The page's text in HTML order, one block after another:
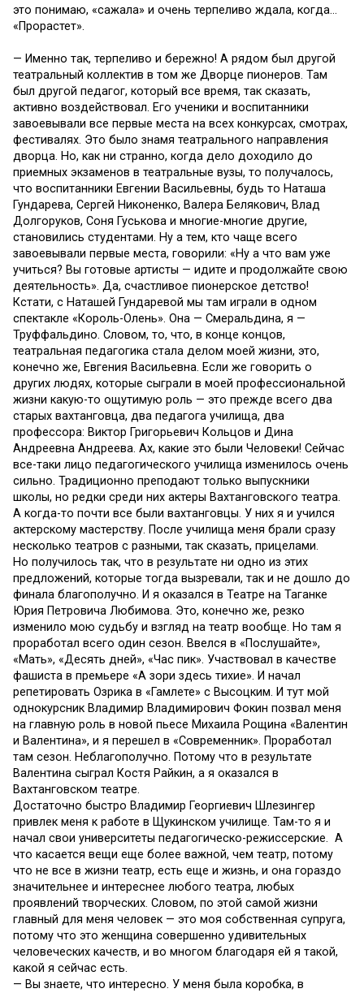
это понимаю, «сажала» и очень терпеливо ждала, когда…
«Прорастет».
— Именно так, терпеливо и бережно! А рядом был другой
театральный коллектив в том же Дворце пионеров. Там
был другой педагог, который все время, так сказать,
активно воздействовал. Его ученики и воспитанники
завоевывали все первые места на всех конкурсах, смотрах,
фестивалях. Это было знамя театрального направления
дворца. Но, как ни странно, когда дело доходило до
приемных экзаменов в театральные вузы, то получалось,
что воспитанники Евгении Васильевны, будь то Наташа
Гундарева, Сергей Никоненко, Валера Белякович, Влад
Долгоруков, Соня Гуськова и многие-многие другие,
становились студентами. Ну а тем, кто чаще всего
завоевывали первые места, говорили: «Ну а что вам уже
учиться? Вы готовые артисты — идите и продолжайте свою
деятельность». Да, счастливое пионерское детство!
Кстати, с Наташей Гундаревой мы там играли в одном
спектакле «Король-Олень». Она — Смеральдина, я —
Труффальдино. Словом, то, что, в конце концов,
театральная педагогика стала делом моей жизни, это,
конечно же, Евгения Васильевна. Если же говорить о
других людях, которые сыграли в моей профессиональной
жизни какую-то ощутимую роль — это прежде всего два
старых вахтанговца, два педагога училища, два
профессора: Виктор Григорьевич Кольцов и Дина
Андреевна Андреева. Ах, какие это были Человеки! Сейчас
все-таки лицо педагогического училища изменилось очень
сильно. Традиционно преподают только выпускники
школы, но редки среди них актеры Вахтанговского театра.
А когда-то почти все были вахтанговцы. У них я и учился
актерскому мастерству. После училища меня брали сразу
несколько театров с разными, так сказать, прицелами.
Но получилось так, что в результате ни одно из этих
предложений, которые тогда вызревали, так и не дошло до
финала благополучно. И я оказался в Театре на Таганке
Юрия Петровича Любимова. Это, конечно же, резко
изменило мою судьбу и взгляд на театр вообще. Но там я
проработал всего один сезон. Ввелся в «Послушайте»,
«Мать», «Десять дней», «Час пик». Участвовал в качестве
фашиста в премьере «А зори здесь тихие». И начал
репетировать Озрика в «Гамлете» с Высоцким. И тут мой
однокурсник Владимир Владимирович Фокин позвал меня
на главную роль в новой пьесе Михаила Рощина «Валентин
и Валентина», и я перешел в «Современник». Проработал
там сезон. Неблагополучно. Потому что в результате
Валентина сыграл Костя Райкин, а я оказался в
Вахтанговском театре.
Достаточно быстро Владимир Георгиевич Шлезингер
привлек меня к работе в Щукинском училище. Там-то я и
начал свои университеты педагогическо-режиссерские. А
что касается вещи еще более важной, чем театр, потому
что не все в жизни театр, есть еще и жизнь, и она гораздо
значительнее и интереснее любого театра, любых
проявлений творческих. Словом, по этой самой жизни
главный для меня человек — это моя собственная супруга,
потому что это женщина совершенно удивительных
человеческих качеств, и во многом благодаря ей я такой,
какой я сейчас есть.
— Вы знаете, что интересно. У меня была коробка, в